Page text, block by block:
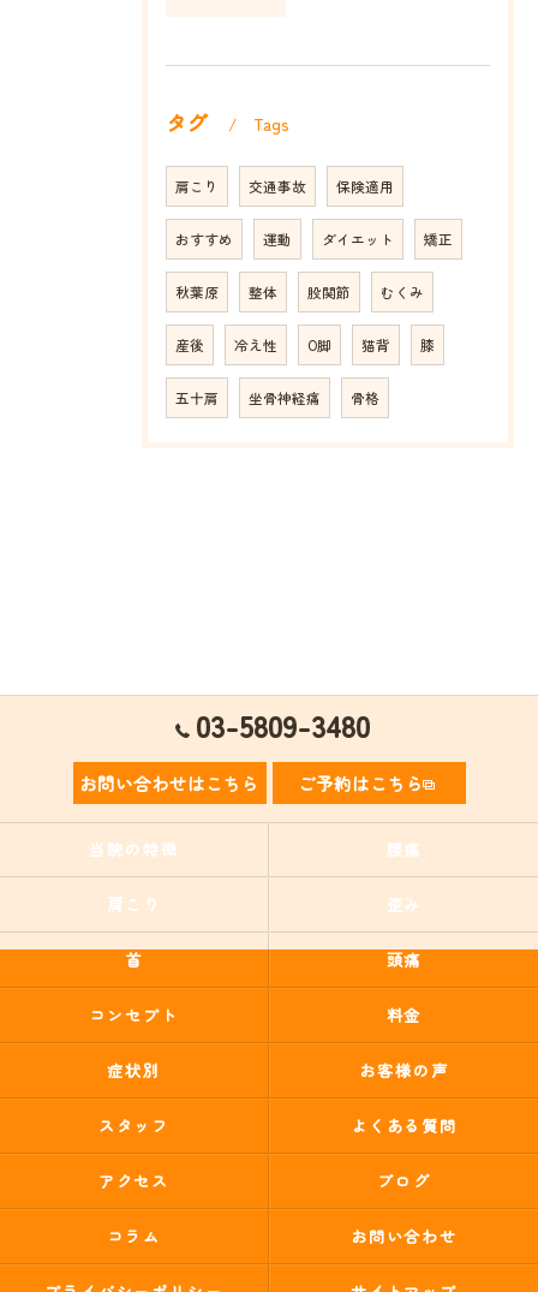
タグ Tags
肩こり 交通事故 保険適用
おすすめ 運動 ダイエット 矯正
秋葉原 整体 股関節 むくみ
産後 冷え性 O脚 猫背 膝
五十肩 坐骨神経痛 骨格
03-5809-3480
お問い合わせはこちら ご予約はこちら
当院の特徴 腰痛
肩こり 歪み
首 頭痛
コンセプト 料金
症状別 お客様の声
スタッフ よくある質問
アクセス ブログ
コラム お問い合わせ